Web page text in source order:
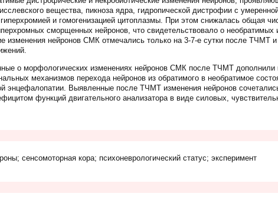
вещества, пикноза ядра, гидропической дистрофии с
и гомогенизацией цитоплазмы. При этом снижалась общая
сморщенных нейронов, что свидетельствовало о необратимых
изменения нейронов СМК отмечались только на 3-7-е сутки после ТЧМТ
о морфологических изменениях нейронов СМК после ТЧМТ
механизмов перехода нейронов из обратимого в необратимое
энцефалопатии. Выявленные после ТЧМТ изменения нейронов
функций двигательного анализатора в виде силовых,
сенсомоторная кора; психоневрологический статус; эксперимент